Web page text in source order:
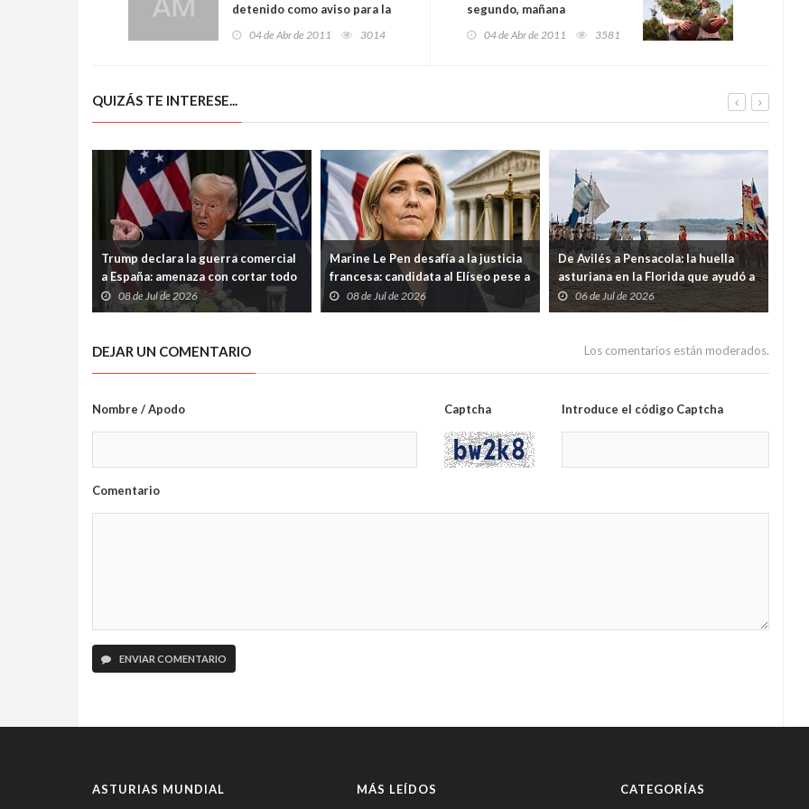
detenido como aviso para la
disidencia
04 de Abr de 2011 3014
segundo, mañana
04 de Abr de 2011 3581
QUIZÁS TE INTERESE...
Trump declara la guerra comercial
a España: amenaza con cortar todo
vínculo y convierte a Madrid en el
gran señalado de la OTAN
08 de Jul de 2026
Marine Le Pen desafía a la justicia
francesa: candidata al Elíseo pese a
su condena por malversación
08 de Jul de 2026
De Avilés a Pensacola: la huella
asturiana en la Florida que ayudó a
nacer a Estados Unidos
06 de Jul de 2026
DEJAR UN COMENTARIO Los comentarios están moderados.
Nombre / Apodo Captcha Introduce el código Captcha
Comentario
ENVIAR COMENTARIO
ASTURIAS MUNDIAL MÁS LEÍDOS CATEGORÍAS